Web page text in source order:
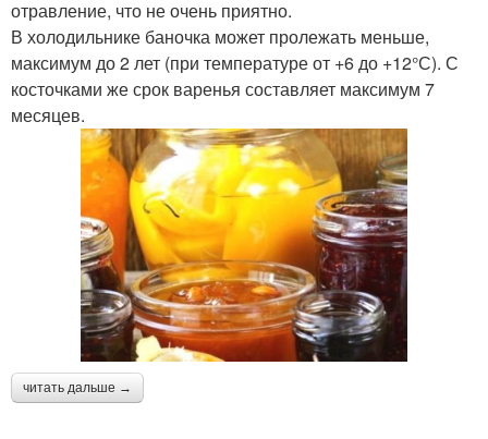
отравление, что не очень приятно.
В холодильнике баночка может пролежать меньше,
максимум до 2 лет (при температуре от +6 до +12°С). С
косточками же срок варенья составляет максимум 7
месяцев.
читать дальше →